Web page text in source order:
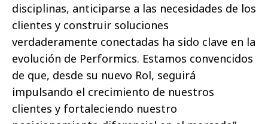
disciplinas, anticiparse a las necesidades de los
clientes y construir soluciones
verdaderamente conectadas ha sido clave en la
evolución de Performics. Estamos convencidos
de que, desde su nuevo Rol, seguirá
impulsando el crecimiento de nuestros
clientes y fortaleciendo nuestro